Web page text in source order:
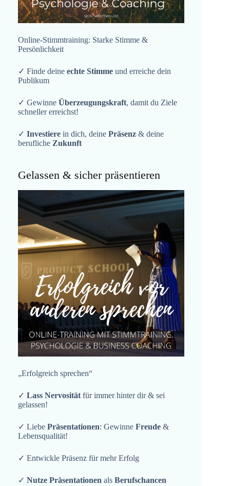
Online-Stimmtraining: Starke Stimme &
Persönlichkeit
✓ Finde deine echte Stimme und erreiche dein
Publikum
✓ Gewinne Überzeugungskraft, damit du Ziele
schneller erreichst!
✓ Investiere in dich, deine Präsenz & deine
berufliche Zukunft
Gelassen & sicher präsentieren
„Erfolgreich sprechen“
✓ Lass Nervositätfür immer hinter dir & sei
gelassen!
✓ Liebe Präsentationen: Gewinne Freude &
Lebensqualität!
✓ Entwickle Präsenz für mehr Erfolg
✓ Nutze Präsentationen als Berufschancen